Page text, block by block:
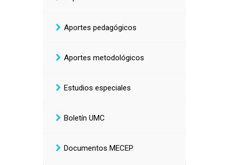
Aportes pedagógicos
Aportes metodológicos
Estudios especiales
Boletín UMC
Documentos MECEP